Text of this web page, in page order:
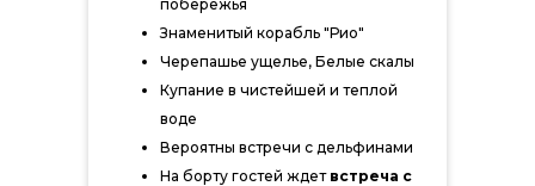
побережья
Знаменитый корабль "Рио"
Черепашье ущелье, Белые скалы
Купание в чистейшей и теплой
воде
Вероятны встречи с дельфинами
На борту гостей ждет встреча с